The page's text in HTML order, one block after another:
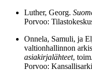
Luther, Georg.
Porvoo:
Onnela, Samuli, ja
valtionhallinnon
asiakirjalähteet,
Porvoo: